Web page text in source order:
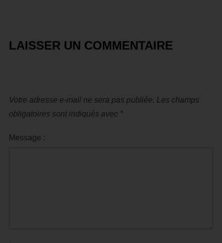
LAISSER UN COMMENTAIRE
Votre adresse e-mail ne sera pas publiée. Les champs
obligatoires sont indiqués avec *
Message :